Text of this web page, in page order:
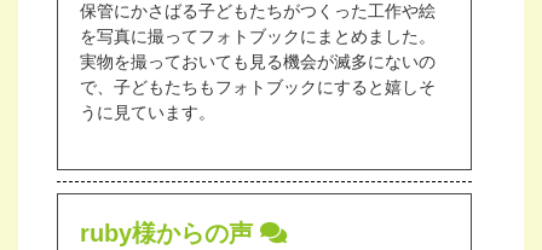
保管にかさばる子どもたちがつくった工作や絵
を写真に撮ってフォトブックにまとめました。
実物を撮っておいても見る機会が滅多にないの
で、子どもたちもフォトブックにすると嬉しそ
うに見ています。
ruby様からの声